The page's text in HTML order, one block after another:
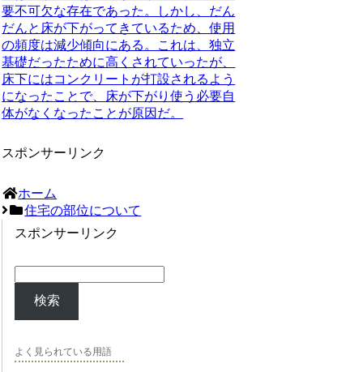
要不可欠な存在であった。しかし、だん
だんと床が下がってきているため、使用
の頻度は減少傾向にある。これは、独立
基礎だったために高くされていったが、
床下にはコンクリートが打設されるよう
になったことで、床が下がり使う必要自
体がなくなったことが原因だ。
スポンサーリンク
ホーム
住宅の部位について
スポンサーリンク
検索
よく見られている用語